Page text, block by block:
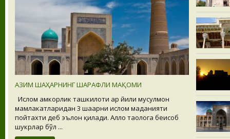
АЗИМ ШАҲАРНИНГ ШАРАФЛИ МАҚОМИ
Ислом ҳамкорлик ташкилоти ҳар йили мусулмон
мамлакатларидан 3 шаҳарни ислом маданияти
пойтахти деб эълон қилади. Аллоҳ таолога беҳисоб
шукрлар бўл ...